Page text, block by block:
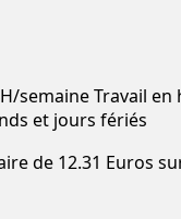
semaine Travail en
et jours fériés
de 12.31 Euros